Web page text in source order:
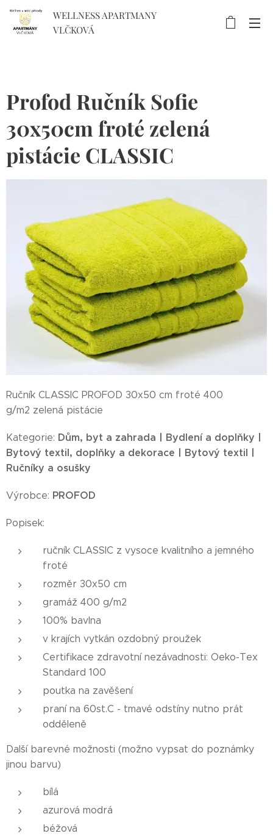
WELLNESS APARTMANY
VLČKOVÁ
Profod Ručník Sofie
30x50cm froté zelená
pistácie CLASSIC
Ručník CLASSIC PROFOD 30x50 cm froté 400
g/m2 zelená pistácie
Kategorie: Dům, byt a zahrada | Bydlení a doplňky |
Bytový textil, doplňky a dekorace | Bytový textil |
Ručníky a osušky
Výrobce: PROFOD
Popisek:
ručník CLASSIC z vysoce kvalitního a jemného
froté
rozměr 30x50 cm
gramáž 400 g/m2
100% bavlna
v krajích vytkán ozdobný proužek
Certifikace zdravotní nezávadnosti: Oeko-Tex
Standard 100
poutka na zavěšení
praní na 60st.C - tmavé odstíny nutno prát
odděleně
Další barevné možnosti (možno vypsat do poznámky
jinou barvu)
bílá
azurová modrá
béžová